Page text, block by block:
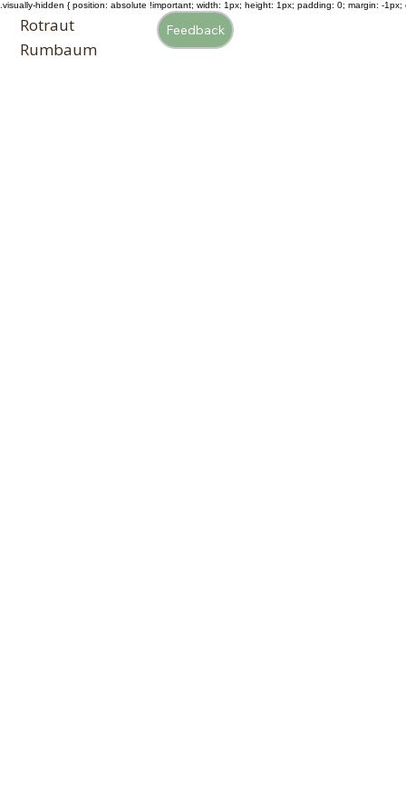
.visually-hidden { position: absolute !important; width: 1px; height: 1px; padding: 0; margin: -
Rotraut
Rumbaum
Feedback